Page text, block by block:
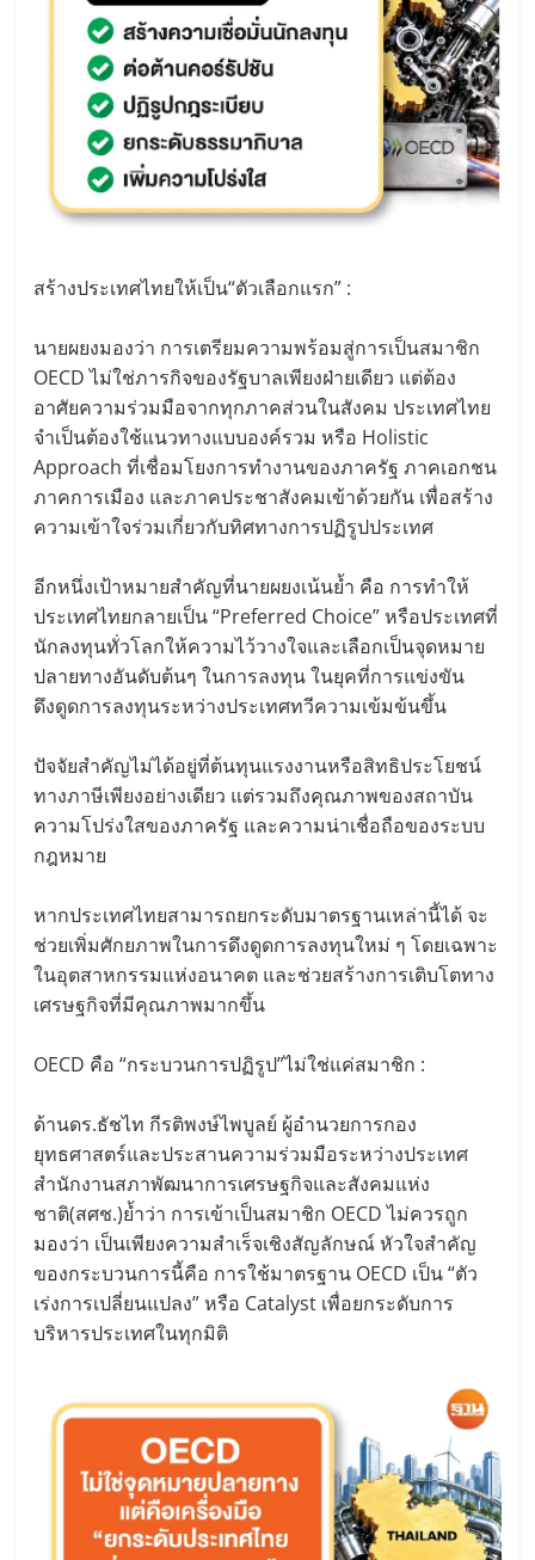
สร้างประเทศไทยให้เป็น“ตัวเลือกแรก” :
นายผยงมองว่า การเตรียมความพร้อมสู่การเป็นสมาชิก
OECD ไม่ใช่ภารกิจของรัฐบาลเพียงฝ่ายเดียว แต่ต้อง
อาศัยความร่วมมือจากทุกภาคส่วนในสังคม ประเทศไทย
จำเป็นต้องใช้แนวทางแบบองค์รวม หรือ Holistic
Approach ที่เชื่อมโยงการทำงานของภาครัฐ ภาคเอกชน
ภาคการเมือง และภาคประชาสังคมเข้าด้วยกัน เพื่อสร้าง
ความเข้าใจร่วมเกี่ยวกับทิศทางการปฏิรูปประเทศ
อีกหนึ่งเป้าหมายสำคัญที่นายผยงเน้นย้ำ คือ การทำให้
ประเทศไทยกลายเป็น “Preferred Choice” หรือประเทศที่
นักลงทุนทั่วโลกให้ความไว้วางใจและเลือกเป็นจุดหมาย
ปลายทางอันดับต้นๆ ในการลงทุน ในยุคที่การแข่งขัน
ดึงดูดการลงทุนระหว่างประเทศทวีความเข้มข้นขึ้น
ปัจจัยสำคัญไม่ได้อยู่ที่ต้นทุนแรงงานหรือสิทธิประโยชน์
ทางภาษีเพียงอย่างเดียว แต่รวมถึงคุณภาพของสถาบัน
ความโปร่งใสของภาครัฐ และความน่าเชื่อถือของระบบ
กฎหมาย
หากประเทศไทยสามารถยกระดับมาตรฐานเหล่านี้ได้ จะ
ช่วยเพิ่มศักยภาพในการดึงดูดการลงทุนใหม่ ๆ โดยเฉพาะ
ในอุตสาหกรรมแห่งอนาคต และช่วยสร้างการเติบโตทาง
เศรษฐกิจที่มีคุณภาพมากขึ้น
OECD คือ “กระบวนการปฏิรูป”ไม่ใช่แค่สมาชิก :
ด้านดร.ธัชไท กีรติพงษ์ไพบูลย์ ผู้อำนวยการกอง
ยุทธศาสตร์และประสานความร่วมมือระหว่างประเทศ
สำนักงานสภาพัฒนาการเศรษฐกิจและสังคมแห่ง
ชาติ(สศช.)ย้ำว่า การเข้าเป็นสมาชิก OECD ไม่ควรถูก
มองว่า เป็นเพียงความสำเร็จเชิงสัญลักษณ์ หัวใจสำคัญ
ของกระบวนการนี้คือ การใช้มาตรฐาน OECD เป็น “ตัว
เร่งการเปลี่ยนแปลง” หรือ Catalyst เพื่อยกระดับการ
บริหารประเทศในทุกมิติ